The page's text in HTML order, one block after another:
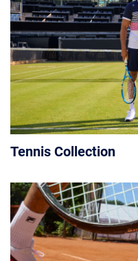
Tennis Collection